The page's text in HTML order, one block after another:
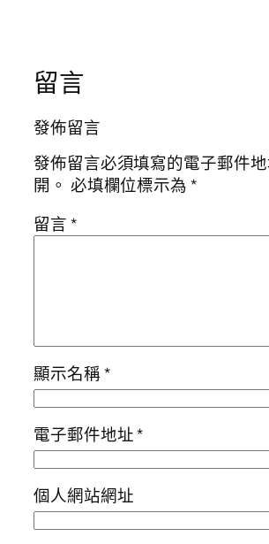
留言
發佈留言
發佈留言必須填寫的電子郵件
開。 必填欄位標示為*
留言*
顯示名稱*
電子郵件地址*
個人網站網址